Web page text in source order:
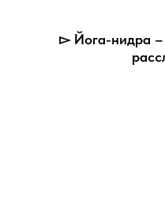
▻ Йога-нидра –